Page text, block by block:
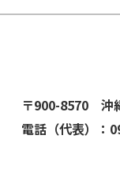
〒900-8570 沖
電話（代表）：